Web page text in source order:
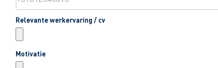
Relevante werkervaring / cv
Motivatie